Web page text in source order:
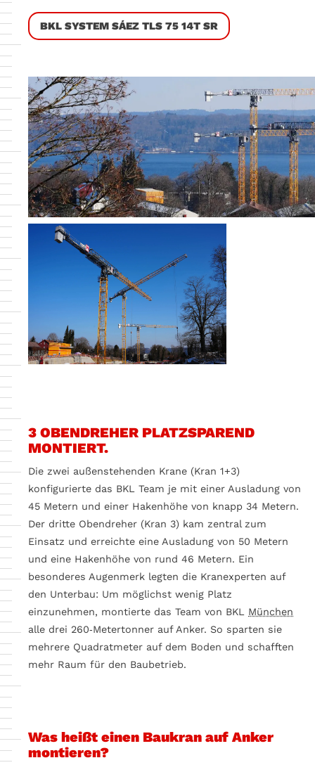
BKL SYSTEM SÁEZ TLS 75 14T SR
3 OBENDREHER PLATZSPAREND
MONTIERT.
Die zwei außenstehenden Krane (Kran 1+3)
konfigurierte das BKL Team je mit einer Ausladung von
45 Metern und einer Hakenhöhe von knapp 34 Metern.
Der dritte Obendreher (Kran 3) kam zentral zum
Einsatz und erreichte eine Ausladung von 50 Metern
und eine Hakenhöhe von rund 46 Metern. Ein
besonderes Augenmerk legten die Kranexperten auf
den Unterbau: Um möglichst wenig Platz
einzunehmen, montierte das Team von BKL München
alle drei 260‑Metertonner auf Anker. So sparten sie
mehrere Quadratmeter auf dem Boden und schafften
mehr Raum für den Baubetrieb.
Was heißt einen Baukran auf Anker
montieren?